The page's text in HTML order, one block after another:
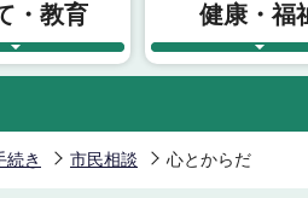
・教育 健康・福
続き 市民相談 心とからだ